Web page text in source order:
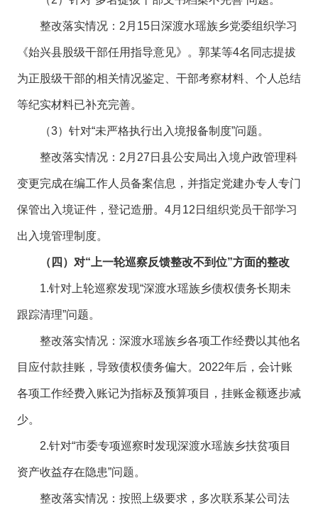
整改落实情况：2月15日深渡水瑶族乡党委组织学习
《始兴县股级干部任用指导意见》。郭某等4名同志提拔
为正股级干部的相关情况鉴定、干部考察材料、个人总结
等纪实材料已补充完善。
（3）针对“未严格执行出入境报备制度”问题。
整改落实情况：2月27日县公安局出入境户政管理科
变更完成在编工作人员备案信息，并指定党建办专人专门
保管出入境证件，登记造册。4月12日组织党员干部学习
出入境管理制度。
（四）对“上一轮巡察反馈整改不到位”方面的整改
1.针对上轮巡察发现“深渡水瑶族乡债权债务长期未
跟踪清理”问题。
整改落实情况：深渡水瑶族乡各项工作经费以其他名
目应付款挂账，导致债权债务偏大。2022年后，会计账
各项工作经费入账记为指标及预算项目，挂账金额逐步减
少。
2.针对“市委专项巡察时发现深渡水瑶族乡扶贫项目
资产收益存在隐患”问题。
整改落实情况：按照上级要求，多次联系某公司法